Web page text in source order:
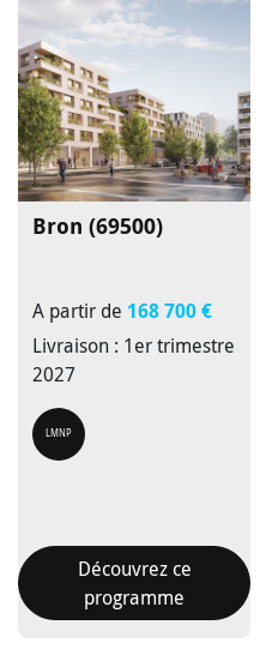
Bron (69500)
A partir de 168 700 €
Livraison : 1er trimestre
2027
LMNP
Découvrez ce
programme